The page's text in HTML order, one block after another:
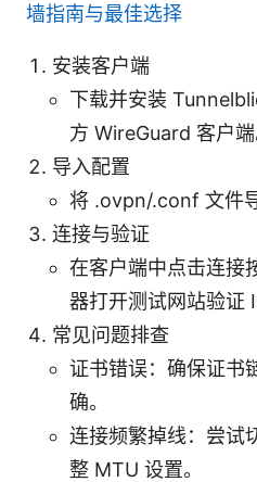
墙指南与最佳选择
安装客户端
下载并安装
方 WireGuard 客户端
导入配置
将 .ovpn/.conf 文件
连接与验证
在客户端中点击连接
器打开测试网站验证
常见问题排查
证书错误：确保证书
确。
连接频繁掉线：尝试
整 MTU 设置。